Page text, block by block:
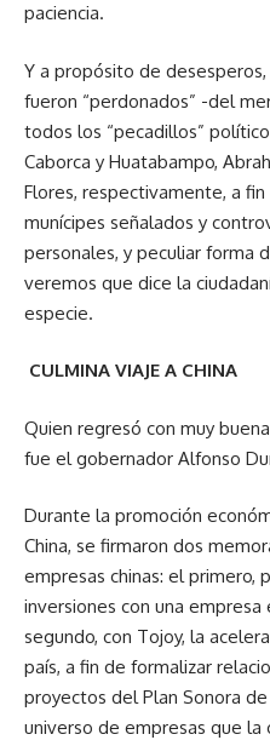
paciencia.
Y a propósito de
fueron “perdonados” -del
todos los “pecadillos”
Caborca y Huatabampo,
Flores, respectivamente, a
munícipes señalados y
personales, y peculiar forma
veremos que dice la
especie.
CULMINA VIAJE A CHINA
Quien regresó con muy
fue el gobernador Alfonso
Durante la promoción
China, se firmaron dos
empresas chinas: el primero,
inversiones con una
segundo, con Tojoy, la
país, a fin de formalizar
proyectos del Plan Sonora
universo de empresas que la